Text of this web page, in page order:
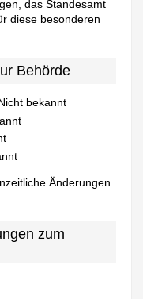
das Standesamt
diese besonderen
Behörde
bekannt
Änderungen
zum